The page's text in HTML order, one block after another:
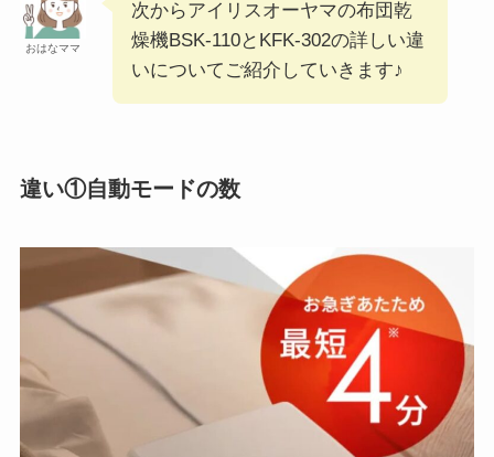
おはなママ
次からアイリスオーヤマの布団乾
燥機BSK-110とKFK-302の詳しい違
いについてご紹介していきます♪
違い①自動モードの数